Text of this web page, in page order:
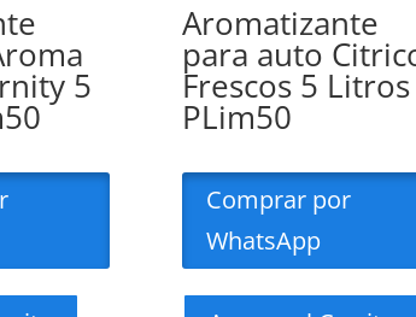
5
Aromatizante
para auto
Frescos 5 Litros
PLim50
Comprar por
WhatsApp